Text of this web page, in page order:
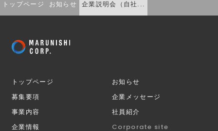
トップページ お知らせ 企業説明会（自社...
トップページ お知らせ
募集要項 企業メッセージ
事業内容 社員紹介
企業情報 Corporate site